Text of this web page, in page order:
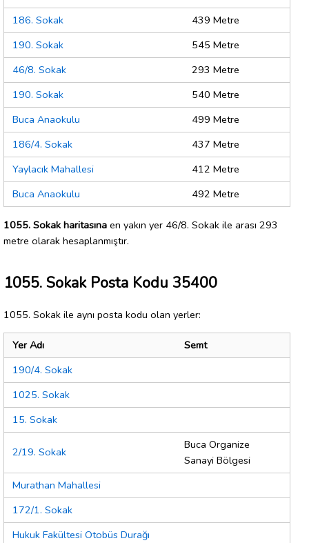
186. Sokak
439 Metre
190. Sokak
545 Metre
46/8. Sokak
293 Metre
190. Sokak
540 Metre
Buca Anaokulu
499 Metre
186/4. Sokak
437 Metre
Yaylacık Mahallesi
412 Metre
Buca Anaokulu
492 Metre
1055. Sokak haritasına en yakın yer 46/8. Sokak ile arası 293
metre olarak hesaplanmıştır.
1055. Sokak Posta Kodu 35400
1055. Sokak ile aynı posta kodu olan yerler:
Yer Adı
Semt
190/4. Sokak
1025. Sokak
15. Sokak
2/19. Sokak
Buca Organize
Sanayi Bölgesi
Murathan Mahallesi
172/1. Sokak
Hukuk Fakültesi Otobüs Durağı